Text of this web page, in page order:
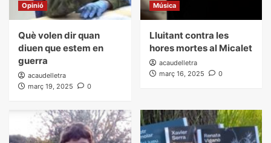
Opinió
Què volen dir quan
diuen que estem en
guerra
acaudelletra
març 19, 2025
0
Música
Lluitant contra les
hores mortes al Micalet
acaudelletra
març 16, 2025
0